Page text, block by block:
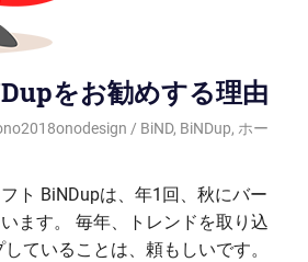
をお勧めする理由
BiND, BiNDup, ホー
ト BiNDupは、年1回、秋にバー
ます。 毎年、トレンドを取り込
ていることは、頼もしいです。